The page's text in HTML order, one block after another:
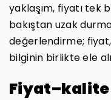
yaklaşım, fiyatı tek
bakıştan uzak
değerlendirme;
bilginin birlikte ele
Fiyat–kalite